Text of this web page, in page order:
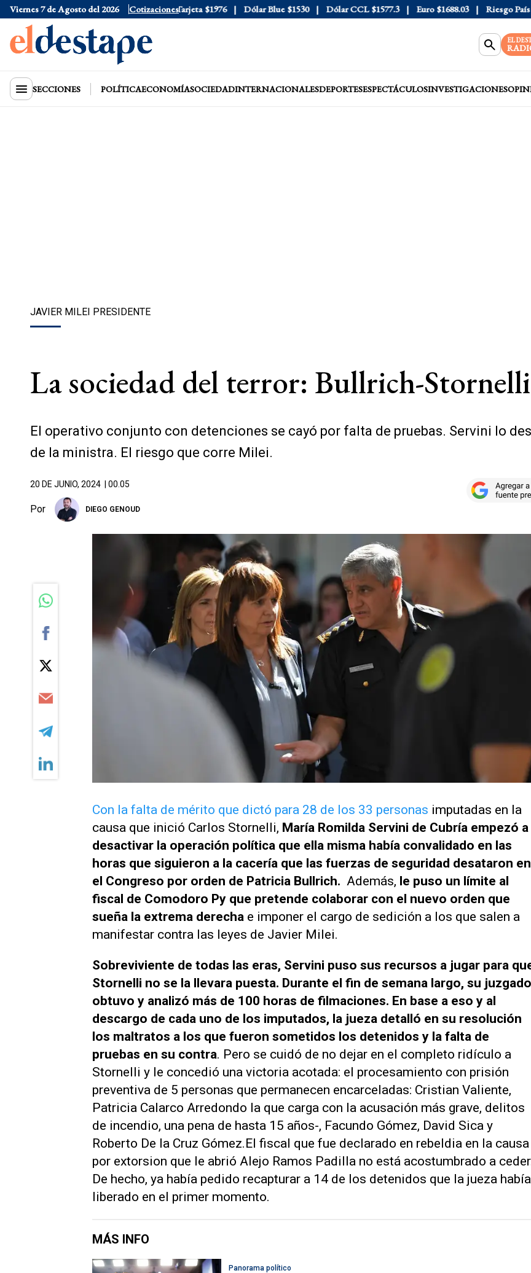
Viernes 7 de Agosto del 2026 Cotizaciones
Dólar Oficial $1520 Dólar Tarjeta $1976 Dólar Blue $1530 Dólar CCL $1577.3 Euro $1688.03 Riesgo País 408
EL
SECCIONES POLÍTICAECONOMÍASOCIEDADINTERNACIONALESDEPORTESESPECTÁCULOSINVESTIGACIONES
JAVIER MILEI PRESIDENTE
La sociedad del terror: Bullrich-
El operativo conjunto con detenciones se cayó por falta de pruebas. Servini lo
de la ministra. El riesgo que corre Milei.
20 DE JUNIO, 2024 | 00.05
Por DIEGO GENOUD
Con la falta de mérito que dictó para 28 de los 33 personas imputadas en la
causa que inició Carlos Stornelli, María Romilda Servini de Cubría empezó a
desactivar la operación política que ella misma había convalidado en las
horas que siguieron a la cacería que las fuerzas de seguridad desataron en
el Congreso por orden de Patricia Bullrich. Además, le puso un límite al
fiscal de Comodoro Py que pretende colaborar con el nuevo orden que
sueña la extrema derecha e imponer el cargo de sedición a los que salen a
manifestar contra las leyes de Javier Milei.
Sobreviviente de todas las eras, Servini puso sus recursos a jugar para
Stornelli no se la llevara puesta. Durante el fin de semana largo, su juzgado
obtuvo y analizó más de 100 horas de filmaciones. En base a eso y al
descargo de cada uno de los imputados, la jueza detalló en su resolución
los maltratos a los que fueron sometidos los detenidos y la falta de
pruebas en su contra. Pero se cuidó de no dejar en el completo ridículo a
Stornelli y le concedió una victoria acotada: el procesamiento con prisión
preventiva de 5 personas que permanecen encarceladas: Cristian Valiente,
Patricia Calarco Arredondo la que carga con la acusación más grave, delitos
de incendio, una pena de hasta 15 años-, Facundo Gómez, David Sica y
Roberto De la Cruz Gómez.El fiscal que fue declarado en rebeldia en la causa
por extorsion que le abrió Alejo Ramos Padilla no está acostumbrado a
De hecho, ya había pedido recapturar a 14 de los detenidos que la jueza había
liberado en el primer momento.
MÁS INFO
Panorama político